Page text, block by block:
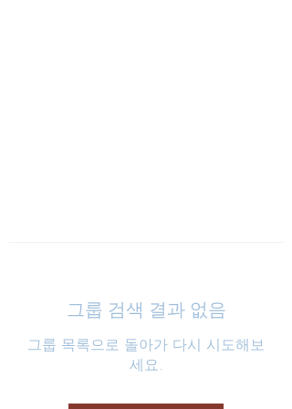
그룹 검색 결과 없음
그룹 목록으로 돌아가 다시 시도해보
세요.